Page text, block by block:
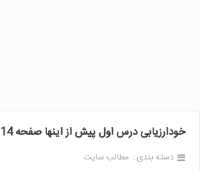
خودارزیابی درس اول پیش از اینها صفحه 14 فارسی هشتم
دسته بندی : مطالب سایت